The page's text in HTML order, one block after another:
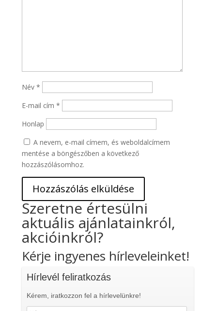
Név *
E-mail cím *
Honlap
A nevem, e-mail címem, és weboldalcímem
mentése a böngészőben a következő
hozzászólásomhoz.
Szeretne értesülni
aktuális ajánlatainkról,
akcióinkról?
Kérje ingyenes hírleveleinket!
Hírlevél feliratkozás
Kérem, iratkozzon fel a hírlevelünkre!